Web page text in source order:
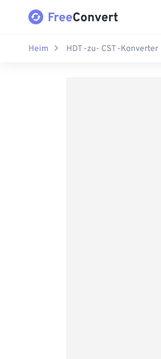
Heim HDT -zu- CST -Konverter